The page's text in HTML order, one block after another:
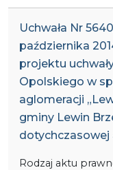
Uchwała Nr
października
projektu
Opolskiego w
aglomeracji
gminy Lewin
dotychczasowej
Rodzaj aktu